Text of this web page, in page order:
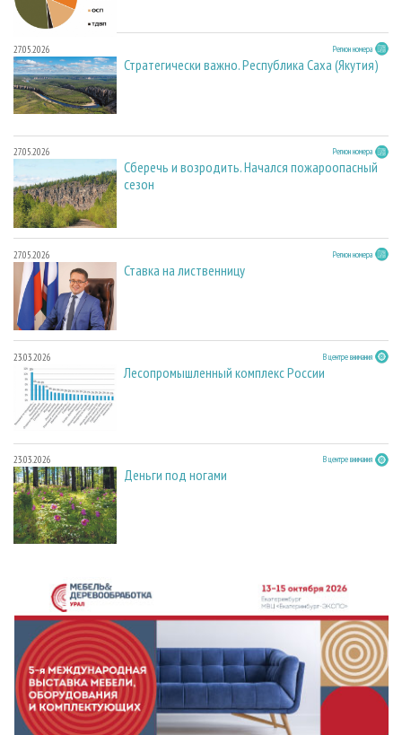
27.05.2026 Регион номера
Стратегически важно. Республика Саха (Якутия)
27.05.2026 Регион номера
Сберечь и возродить. Начался пожароопасный
сезон
27.05.2026 Регион номера
Ставка на лиственницу
23.03.2026 В центре внимания
Лесопромышленный комплекс России
23.03.2026 В центре внимания
Деньги под ногами